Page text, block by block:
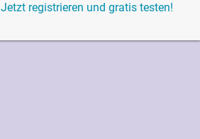
Jetzt registrieren und gratis testen!